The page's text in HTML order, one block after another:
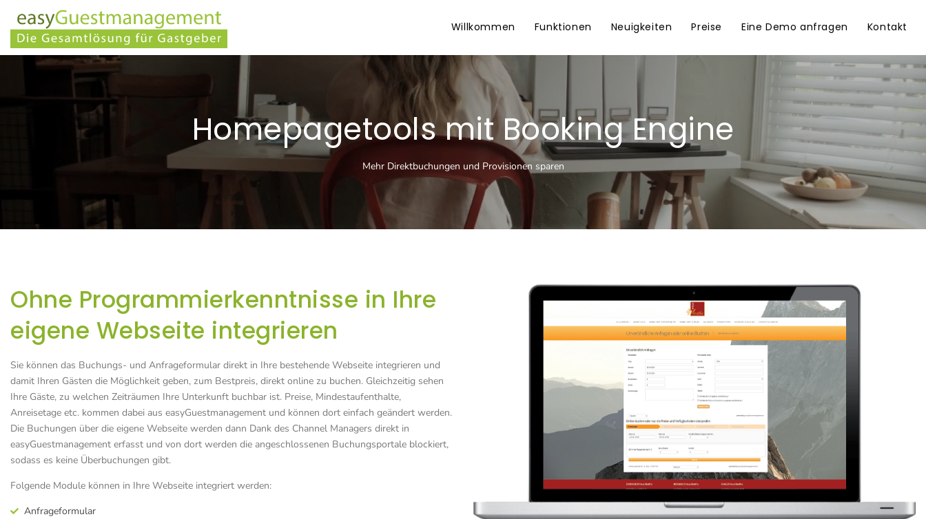
Willkommen Funktionen Neuigkeiten Preise Eine Demo anfragen Kontakt
Homepage­tools mit Booking Engine
Mehr Direktbuchungen und Provisionen sparen
Ohne Programmier­kenntnisse in Ihre
eigene Webseite integrieren
Sie können das Buchungs- und Anfrageformular direkt in Ihre bestehende Webseite integrieren und
damit Ihren Gästen die Möglichkeit geben, zum Bestpreis, direkt online zu buchen. Gleichzeitig sehen
Ihre Gäste, zu welchen Zeiträumen Ihre Unterkunft buchbar ist. Preise, Mindestaufenthalte,
Anreisetage etc. kommen dabei aus easyGuestmanagement und können dort einfach geändert werden.
Die Buchungen über die eigene Webseite werden dann Dank des Channel Managers direkt in
easyGuestmanagement erfasst und von dort werden die angeschlossenen Buchungsportale blockiert,
sodass es keine Überbuchungen gibt.
Folgende Module können in Ihre Webseite integriert werden:
Anfrageformular